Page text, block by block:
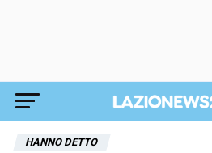
HANNO DETTO